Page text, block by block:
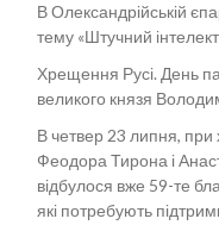
В Олександрійській
тему «Штучний
Хрещення Русі. День
великого князя
В четвер 23 липня, при
Феодора Тирона і
відбулося вже 59-те
які потребують